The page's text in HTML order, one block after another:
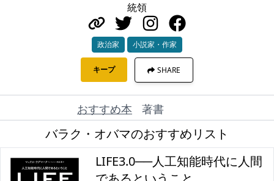
統領
政治家 小説家・作家
キープ SHARE
おすすめ本 著書
バラク・オバマのおすすめリスト
LIFE3.0──人工知能時代に人間